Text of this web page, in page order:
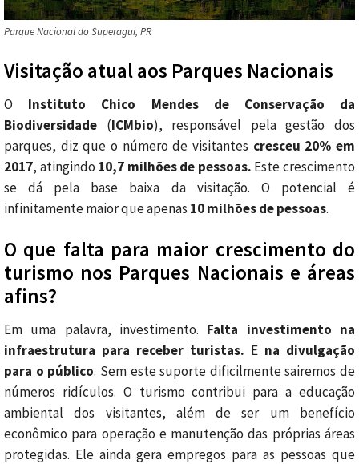
Parque Nacional do Superagui, PR
Visitação atual aos Parques Nacionais
O Instituto Chico Mendes de Conservação da
Biodiversidade (ICMbio), responsável pela gestão dos
parques, diz que o número de visitantes cresceu 20% em
2017, atingindo 10,7 milhões de pessoas. Este crescimento
se dá pela base baixa da visitação. O potencial é
infinitamente maior que apenas 10 milhões de pessoas.
O que falta para maior crescimento do
turismo nos Parques Nacionais e áreas
afins?
Em uma palavra, investimento. Falta investimento na
infraestrutura para receber turistas. E na divulgação
para o público. Sem este suporte dificilmente sairemos de
números ridículos. O turismo contribui para a educação
ambiental dos visitantes, além de ser um benefício
econômico para operação e manutenção das próprias áreas
protegidas. Ele ainda gera empregos para as pessoas que